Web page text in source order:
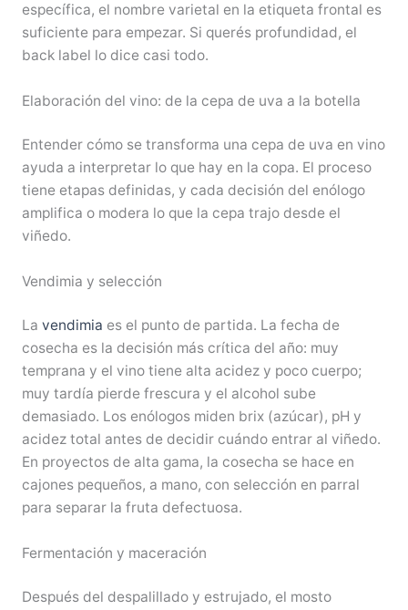
específica, el nombre varietal en la etiqueta frontal es
suficiente para empezar. Si querés profundidad, el
back label lo dice casi todo.
Elaboración del vino: de la cepa de uva a la botella
Entender cómo se transforma una cepa de uva en vino
ayuda a interpretar lo que hay en la copa. El proceso
tiene etapas definidas, y cada decisión del enólogo
amplifica o modera lo que la cepa trajo desde el
viñedo.
Vendimia y selección
La vendimia es el punto de partida. La fecha de
cosecha es la decisión más crítica del año: muy
temprana y el vino tiene alta acidez y poco cuerpo;
muy tardía pierde frescura y el alcohol sube
demasiado. Los enólogos miden brix (azúcar), pH y
acidez total antes de decidir cuándo entrar al viñedo.
En proyectos de alta gama, la cosecha se hace en
cajones pequeños, a mano, con selección en parral
para separar la fruta defectuosa.
Fermentación y maceración
Después del despalillado y estrujado, el mosto